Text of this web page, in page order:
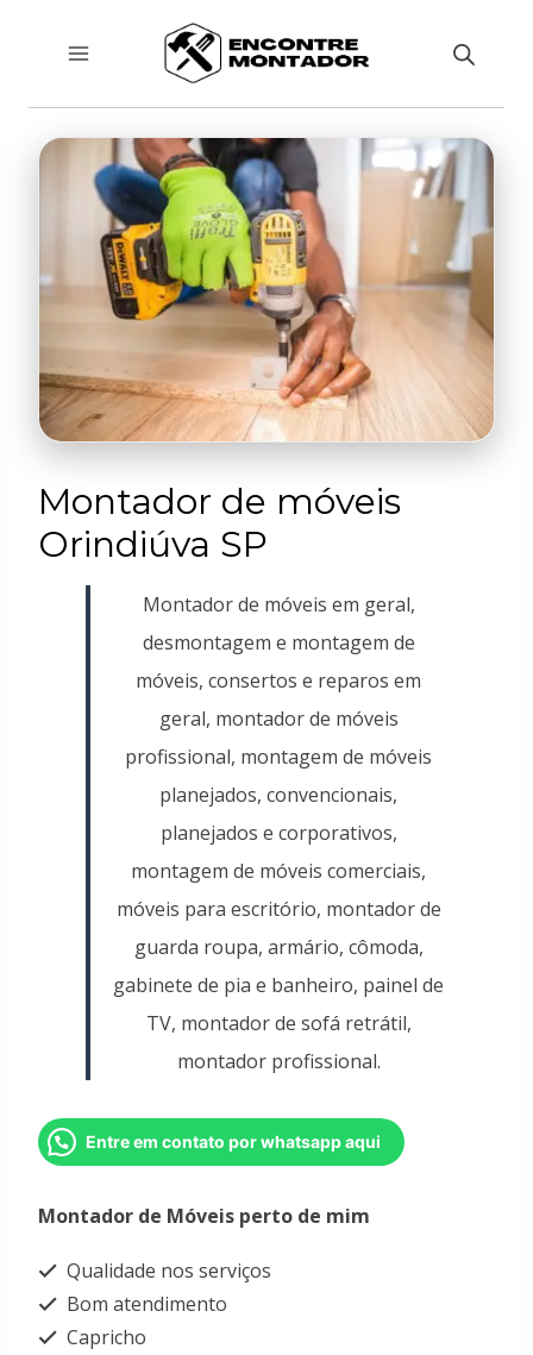
Conteúdo
Montador de móveis
Orindiúva SP
Montador de móveis em geral,
desmontagem e montagem de
móveis, consertos e reparos em
geral, montador de móveis
profissional, montagem de móveis
planejados, convencionais,
planejados e corporativos,
montagem de móveis comerciais,
móveis para escritório, montador de
guarda roupa, armário, cômoda,
gabinete de pia e banheiro, painel de
TV, montador de sofá retrátil,
montador profissional.
Entre em contato por whatsapp aqui
Montador de Móveis perto de mim
Qualidade nos serviços
Bom atendimento
Capricho